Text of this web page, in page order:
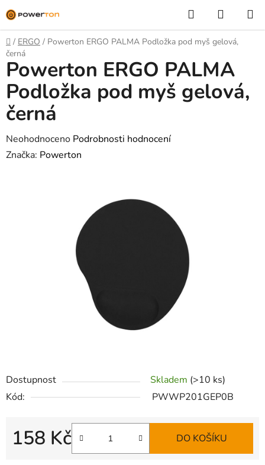
na
obsah
Hledat
KOŠÍK
Domů
/ ERGO / Powerton ERGO PALMA Podložka pod myš gelová,
černá
Dostupnost Skladem (>10 ks)
Kód:
PWWP201GEP0B
158 Kč DO KOŠÍKU
Powerton ERGO PALMA
Podložka pod myš gelová,
černá
Průměrné
hodnocení
Neohodnoceno Podrobnosti hodnocení
Značka: Powerton